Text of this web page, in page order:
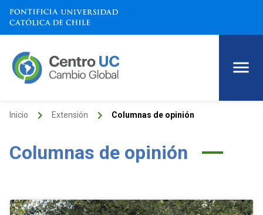
Inicio keyboard_arrow_right Extensión keyboard_arrow_right Columnas de opinión
Columnas de opinión